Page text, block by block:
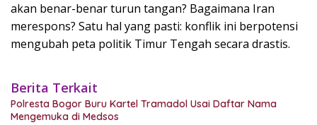
akan benar-benar turun tangan? Bagaimana Iran
merespons? Satu hal yang pasti: konflik ini berpotensi
mengubah peta politik Timur Tengah secara drastis.
Berita Terkait
Polresta Bogor Buru Kartel Tramadol Usai Daftar Nama
Mengemuka di Medsos